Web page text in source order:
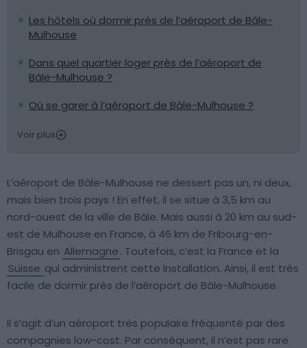
Les hôtels où dormir près de l’aéroport de Bâle-
Mulhouse
Dans quel quartier loger près de l’aéroport de
Bâle-Mulhouse ?
Où se garer à l’aéroport de Bâle-Mulhouse ?
Voir plus
L’aéroport de Bâle-Mulhouse ne dessert pas un, ni deux,
mais bien trois pays ! En effet, il se situe à 3,5 km au
nord-ouest de la ville de Bâle. Mais aussi à 20 km au sud-
est de Mulhouse en France, à 46 km de Fribourg-en-
Brisgau en Allemagne. Toutefois, c’est la France et la
Suisse qui administrent cette installation. Ainsi, il est très
facile de dormir près de l’aéroport de Bâle-Mulhouse.
Il s’agit d’un aéroport très populaire fréquenté par des
compagnies low-cost. Par conséquent, il n’est pas rare